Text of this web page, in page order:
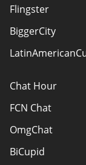
Flingster
BiggerCity
Chat Hour
FCN Chat
OmgChat
BiCupid